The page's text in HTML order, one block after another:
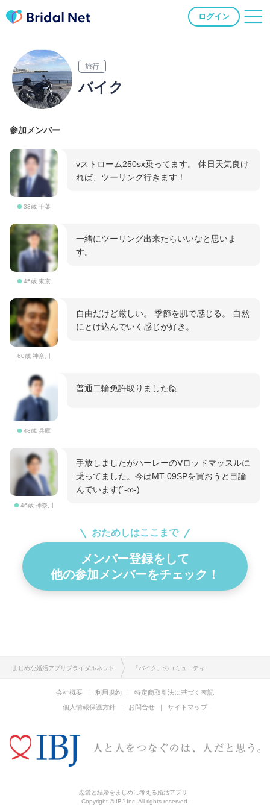
ログイン
旅行
バイク
参加メンバー
38歳 千葉
vストローム250sx乗ってます。 休日天気良け
れば、ツーリング行きます！
45歳 東京
一緒にツーリング出来たらいいなと思いま
す。
60歳 神奈川
自由だけど厳しい。 季節を肌で感じる。 自然
にとけ込んでいく感じが好き。
48歳 兵庫
普通二輪免許取りました🙋
46歳 神奈川
手放しましたがハーレーのVロッドマッスルに
乗ってました。今はMT-09SPを買おうと目論
んでいます(´-ω-)
おためしはここまで
メンバー登録をして
他の参加メンバーをチェック！
まじめな婚活アプリブライダルネット 「バイク」のコミュニティ
会社概要 利用規約
特定商取引法に基づく表記
個人情報保護方針
お問合せ サイトマップ
恋愛と結婚をまじめに考える婚活アプリ
Copyright © IBJ Inc. All rights reserved.